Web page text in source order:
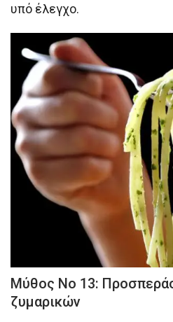
υπό έλεγχο.
Μύθος Νο 13:
ζυμαρικών